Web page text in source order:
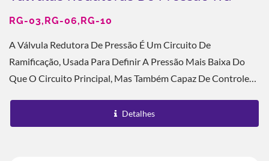
RG-03,RG-06,RG-10
A Válvula Redutora De Pressão É Um Circuito De
Ramificação, Usada Para Definir A Pressão Mais Baixa Do
Que O Circuito Principal, Mas Também Capaz De Controle
Detalhes